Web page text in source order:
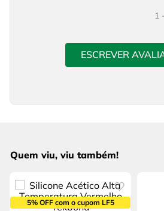
1
ESCREVER
Quem viu, viu também!
5% OFF com o cupom LF5